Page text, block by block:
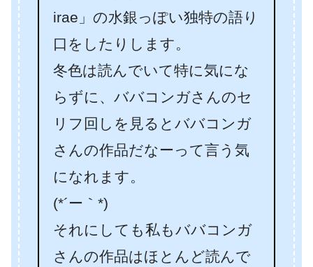
irae」の水銀っぽい独特の語り
口をしたりします。
冬色は読んでいて特に気にな
らずに、ババコンガさんのセ
リフ回しを見るとババコンガ
さんの作品だなーって言う気
になれます。
(*´ー｀*)
それにしても私もババコンガ
さんの作品はほとんど読んで